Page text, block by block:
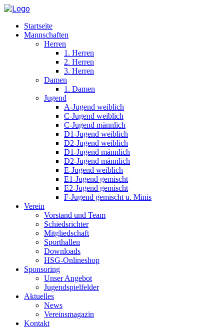
Startseite
Mannschaften
Herren
1. Herren
2. Herren
3. Herren
Damen
1. Damen
Jugend
A-Jugend weiblich
C-Jugend weiblich
C-Jugend männlich
D1-Jugend weiblich
D2-Jugend weiblich
D1-Jugend männlich
D2-Jugend männlich
E-Jugend weiblich
E1-Jugend gemischt
E2-Jugend gemischt
F-Jugend gemischt u. Minis
Verein
Vorstand und Team
Schiedsrichter
Mitgliedschaft
Sporthallen
Downloads
HSG-Onlineshop
Sponsoring
Unser Angebot
Jugendspielfelder
Aktuelles
News
Vereinsmagazin
Kontakt